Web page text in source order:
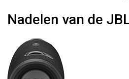
Nadelen van de